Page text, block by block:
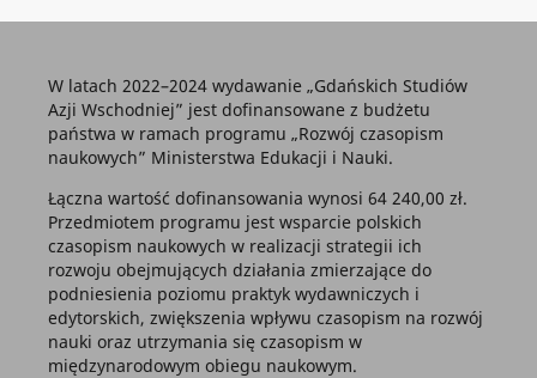
W latach 2022–2024 wydawanie „Gdańskich Studiów
Azji Wschodniej” jest dofinansowane z budżetu
państwa w ramach programu „Rozwój czasopism
naukowych” Ministerstwa Edukacji i Nauki.
Łączna wartość dofinansowania wynosi 64 240,00 zł.
Przedmiotem programu jest wsparcie polskich
czasopism naukowych w realizacji strategii ich
rozwoju obejmujących działania zmierzające do
podniesienia poziomu praktyk wydawniczych i
edytorskich, zwiększenia wpływu czasopism na rozwój
nauki oraz utrzymania się czasopism w
międzynarodowym obiegu naukowym.